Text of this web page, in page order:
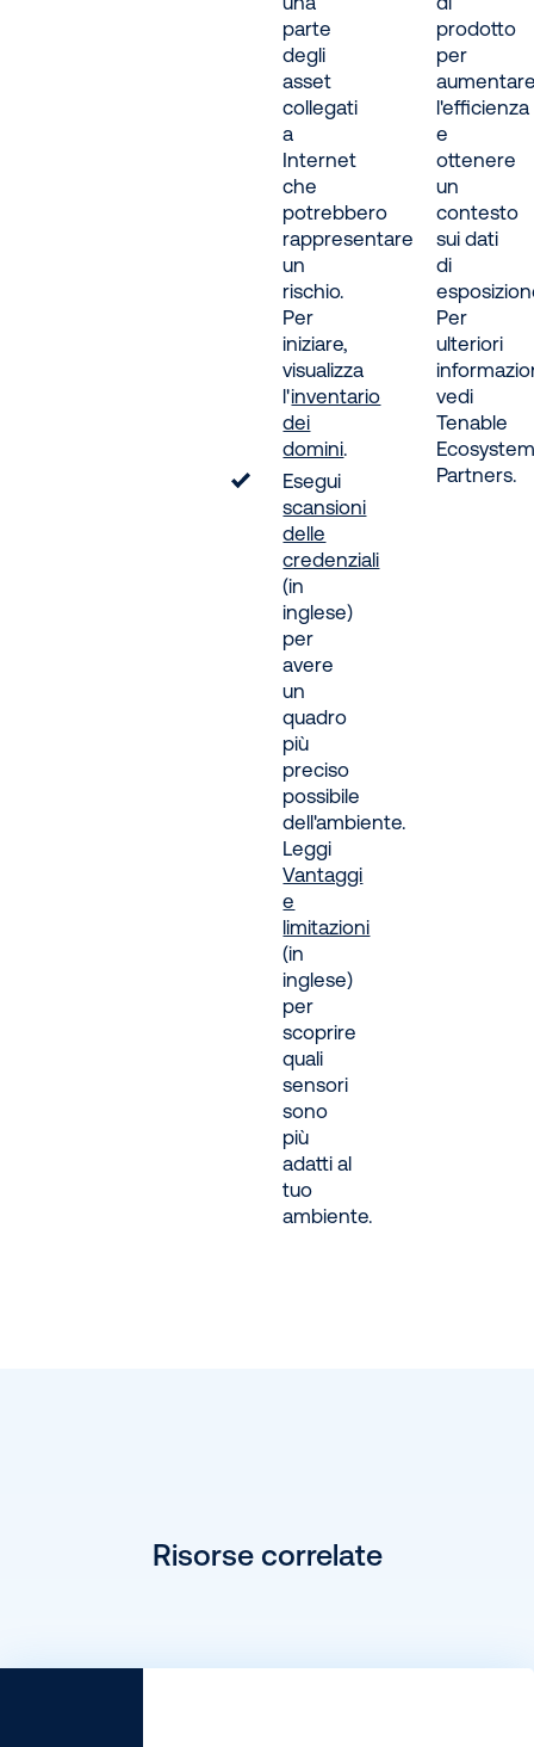
parte
degli
asset
collegati
a
Internet
che
potrebbero
rappresentare
un
rischio.
Per
iniziare,
visualizza
l'inventario
dei
domini.
Esegui
scansioni
delle
credenziali
(in
inglese)
per
avere
un
quadro
più
preciso
possibile
dell'ambiente.
Leggi
Vantaggi
e
limitazioni
(in
inglese)
per
scoprire
quali
sensori
sono
più
adatti al
tuo
ambiente.
prodotto
per
l'efficienza
e
ottenere
un
contesto
sui dati
di
Per
ulteriori
vedi
Tenable
Ecosystem
Partners.
Risorse correlate